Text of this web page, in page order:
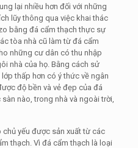
lại nhiều hơn đối với những
lũy thông qua việc khai thác
bằng đá cẩm thạch thực sự
tòa nhà cũ làm từ đá cẩm
những cư dân có thu nhập
nhà của họ. Bằng cách sử
thấp hơn có ý thức về ngân
độ bền và vẻ đẹp của đá
nào, trong nhà và ngoài trời,
chủ yếu được sản xuất từ ​​​​các
thạch. Vì đá cẩm thạch là loại